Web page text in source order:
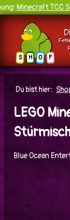
Zum Hauptinhalt
Minecraft TCC
S H O P
Du bist hier:
LEGO
Blue Ocean
Bildergalerie